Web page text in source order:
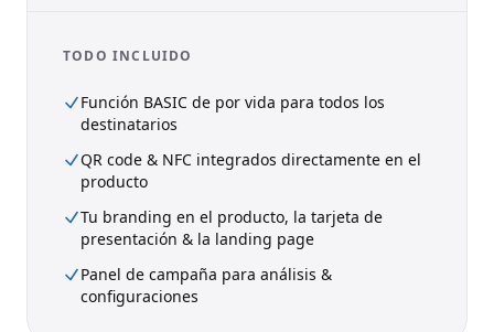
TODO INCLUIDO
Función BASIC de por vida para todos los
destinatarios
QR code & NFC integrados directamente en el
producto
Tu branding en el producto, la tarjeta de
presentación & la landing page
Panel de campaña para análisis &
configuraciones